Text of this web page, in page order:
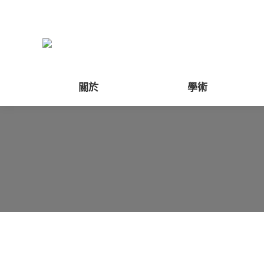
關於 學術